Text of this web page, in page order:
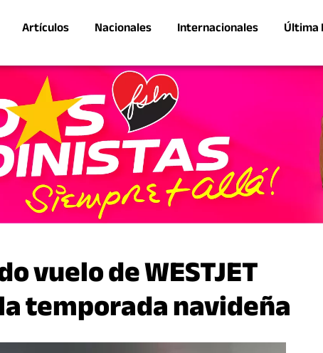
Artículos Nacionales Internacionales Última
vuelo de WESTJET
temporada navideña